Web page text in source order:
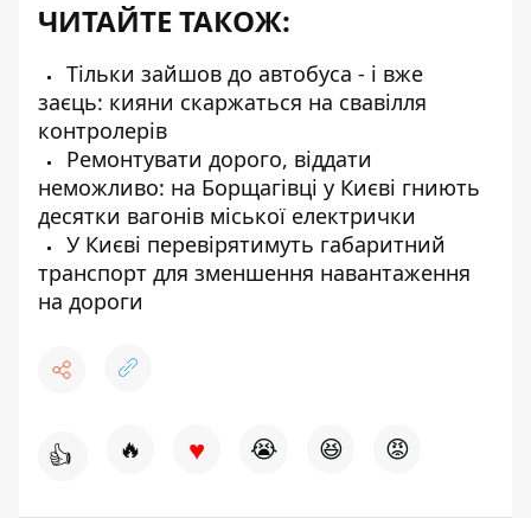
ЧИТАЙТЕ ТАКОЖ:
Тільки зайшов до автобуса - і вже
заєць: кияни скаржаться на свавілля
контролерів
Ремонтувати дорого, віддати
неможливо: на Борщагівці у Києві гниють
десятки вагонів міської електрички
У Києві перевірятимуть габаритний
транспорт для зменшення навантаження
на дороги
👍 🔥 ♥ 😭 😆 😡